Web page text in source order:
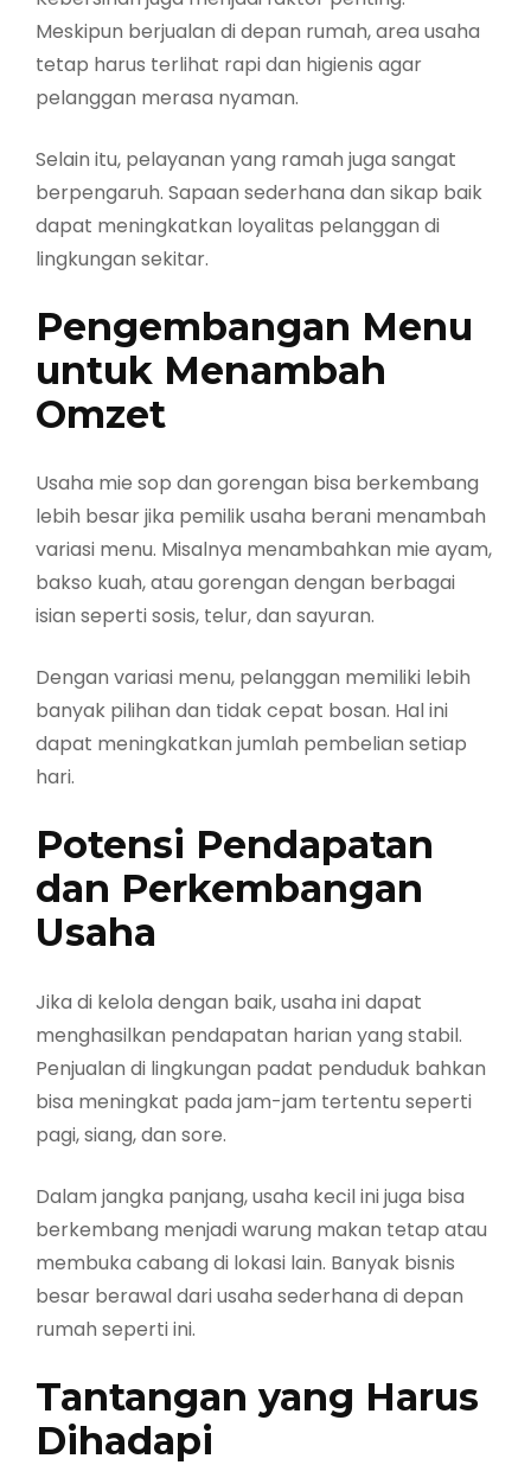
Meskipun berjualan di depan rumah, area usaha
tetap harus terlihat rapi dan higienis agar
pelanggan merasa nyaman.
Selain itu, pelayanan yang ramah juga sangat
berpengaruh. Sapaan sederhana dan sikap baik
dapat meningkatkan loyalitas pelanggan di
lingkungan sekitar.
Pengembangan Menu
untuk Menambah
Omzet
Usaha mie sop dan gorengan bisa berkembang
lebih besar jika pemilik usaha berani menambah
variasi menu. Misalnya menambahkan mie ayam,
bakso kuah, atau gorengan dengan berbagai
isian seperti sosis, telur, dan sayuran.
Dengan variasi menu, pelanggan memiliki lebih
banyak pilihan dan tidak cepat bosan. Hal ini
dapat meningkatkan jumlah pembelian setiap
hari.
Potensi Pendapatan
dan Perkembangan
Usaha
Jika di kelola dengan baik, usaha ini dapat
menghasilkan pendapatan harian yang stabil.
Penjualan di lingkungan padat penduduk bahkan
bisa meningkat pada jam-jam tertentu seperti
pagi, siang, dan sore.
Dalam jangka panjang, usaha kecil ini juga bisa
berkembang menjadi warung makan tetap atau
membuka cabang di lokasi lain. Banyak bisnis
besar berawal dari usaha sederhana di depan
rumah seperti ini.
Tantangan yang Harus
Dihadapi